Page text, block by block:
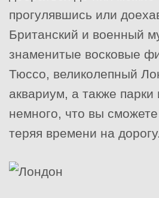
прогулявшись или
Британский и военный
знаменитые восковые
Тюссо, великолепный
аквариум, а также парки
немного, что вы
теряя времени на дорогу.